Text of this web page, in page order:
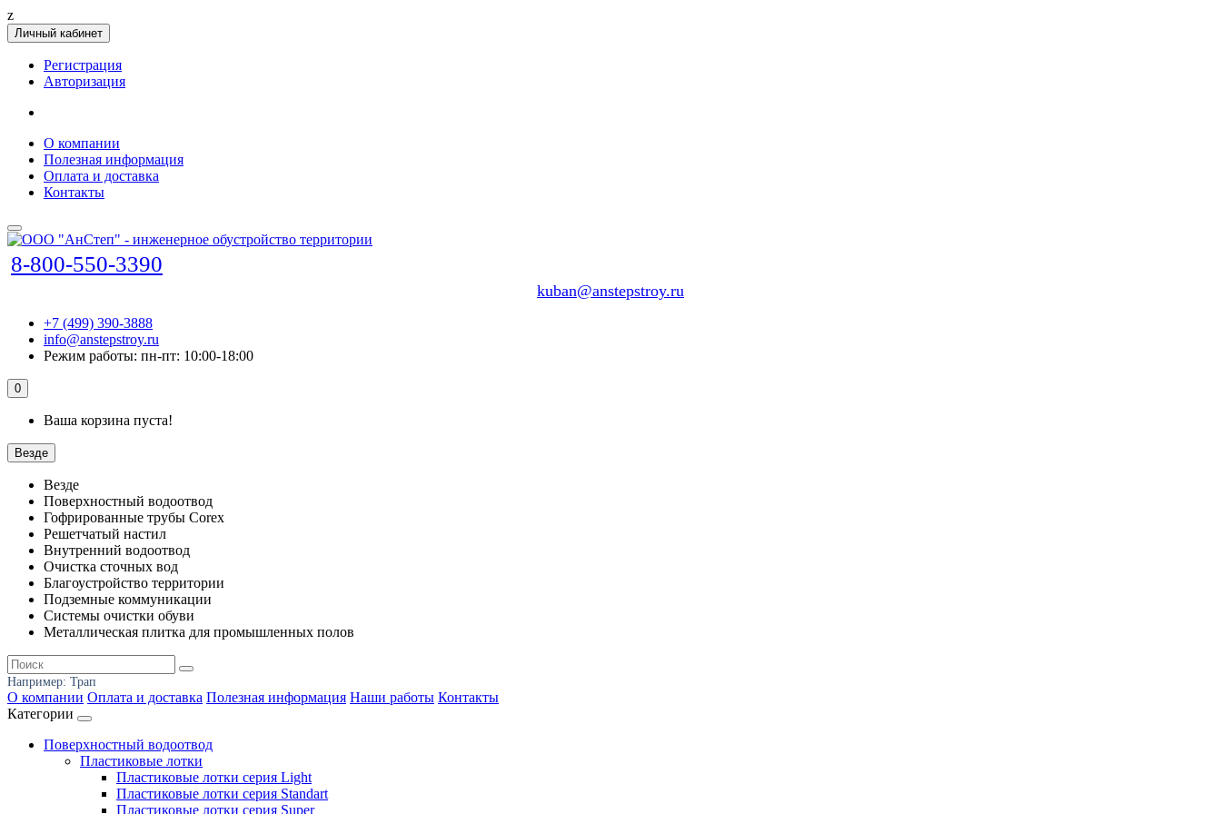
z
Личный кабинет
Регистрация
Авторизация
О компании
Полезная информация
Оплата и доставка
Контакты
8-800-550-3390
kuban@anstepstroy.ru
+7 (499) 390-3888
info@anstepstroy.ru
Режим работы: пн-пт: 10:00-18:00
0
Ваша корзина пуста!
Везде
Везде
Поверхностный водоотвод
Гофрированные трубы Corex
Решетчатый настил
Внутренний водоотвод
Очистка сточных вод
Благоустройство территории
Подземные коммуникации
Системы очистки обуви
Металлическая плитка для промышленных полов
Например: Трап
О компании Оплата и доставка Полезная информация Наши работы Контакты
Категории
Поверхностный водоотвод
Пластиковые лотки
Пластиковые лотки серия Light
Пластиковые лотки серия Standart
Пластиковые лотки серия Super